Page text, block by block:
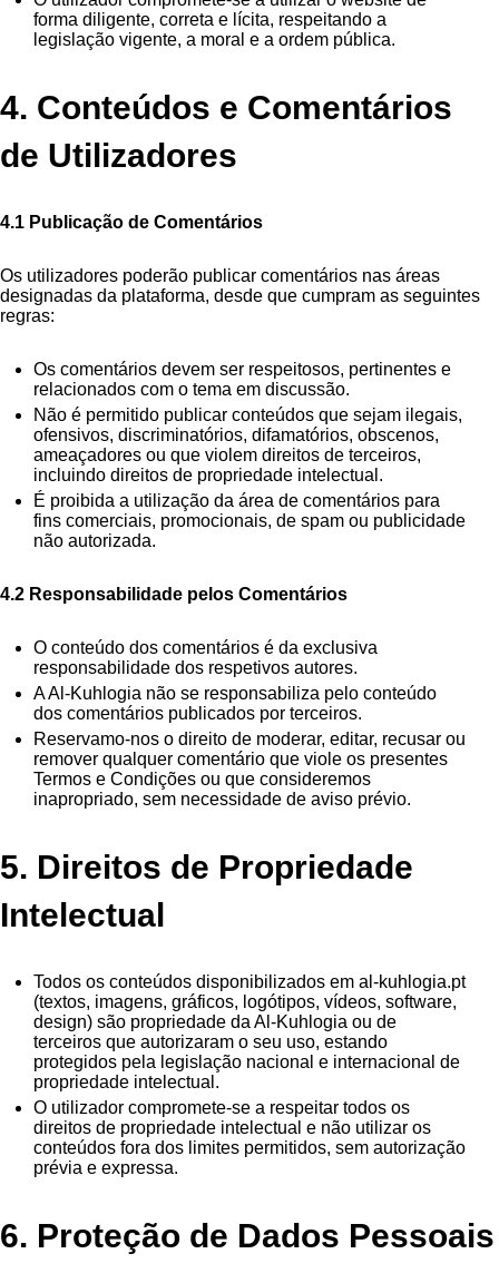
forma diligente, correta e lícita, respeitando a
legislação vigente, a moral e a ordem pública.
4. Conteúdos e Comentários
de Utilizadores
4.1 Publicação de Comentários
Os utilizadores poderão publicar comentários nas áreas
designadas da plataforma, desde que cumpram as seguintes
regras:
Os comentários devem ser respeitosos, pertinentes e
relacionados com o tema em discussão.
Não é permitido publicar conteúdos que sejam ilegais,
ofensivos, discriminatórios, difamatórios, obscenos,
ameaçadores ou que violem direitos de terceiros,
incluindo direitos de propriedade intelectual.
É proibida a utilização da área de comentários para
fins comerciais, promocionais, de spam ou publicidade
não autorizada.
4.2 Responsabilidade pelos Comentários
O conteúdo dos comentários é da exclusiva
responsabilidade dos respetivos autores.
A Al-Kuhlogia não se responsabiliza pelo conteúdo
dos comentários publicados por terceiros.
Reservamo-nos o direito de moderar, editar, recusar ou
remover qualquer comentário que viole os presentes
Termos e Condições ou que consideremos
inapropriado, sem necessidade de aviso prévio.
5. Direitos de Propriedade
Intelectual
Todos os conteúdos disponibilizados em al-kuhlogia.pt
(textos, imagens, gráficos, logótipos, vídeos, software,
design) são propriedade da Al-Kuhlogia ou de
terceiros que autorizaram o seu uso, estando
protegidos pela legislação nacional e internacional de
propriedade intelectual.
O utilizador compromete-se a respeitar todos os
direitos de propriedade intelectual e não utilizar os
conteúdos fora dos limites permitidos, sem autorização
prévia e expressa.
6. Proteção de Dados Pessoais